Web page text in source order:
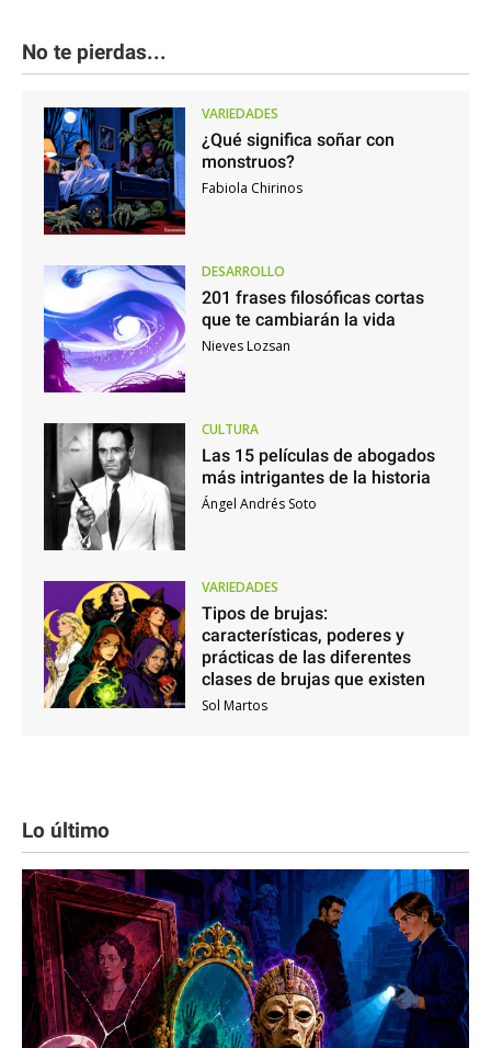
No te pierdas...
VARIEDADES
¿Qué significa soñar con
monstruos?
Fabiola Chirinos
DESARROLLO
201 frases filosóficas cortas
que te cambiarán la vida
Nieves Lozsan
CULTURA
Las 15 películas de abogados
más intrigantes de la historia
Ángel Andrés Soto
VARIEDADES
Tipos de brujas:
características, poderes y
prácticas de las diferentes
clases de brujas que existen
Sol Martos
Lo último